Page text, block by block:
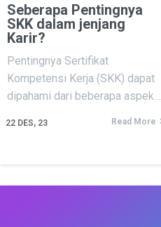
Seberapa Pentingnya
SKK dalam jenjang
Karir?
22 DES, 23
Pentingnya Sertifikat
Kompetensi Kerja (SKK) dapat
dipahami dari beberapa aspek…
Read More